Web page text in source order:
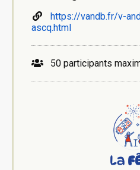
https://vandb.fr/v-
ascq.html
50 participants